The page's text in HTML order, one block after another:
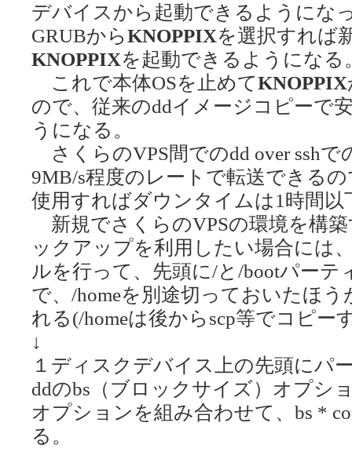
デバイスから起動できるようにな
GRUBからKNOPPIXを選択すれば
KNOPPIXを起動できるようになる
これで本体OSを止めてKNOPPIX
ので、従来のddイメージコピーで
うになる。
さくらのVPS間でのdd over ssh
9MB/s程度のレートで転送できる
使用すればダウンタイムは1時間以
新規でさくらのVPSの環境を構
ックアップを利用したい場合には
ルを行って、先頭に/と/bootパーテ
で、/homeを別途切っておいたほ
れる(/homeは後からscp等でコピー
↓
１ディスクデバイス上の先頭にパ
ddのbs（ブロックサイズ）オプシ
オプションを組み合わせて、bs *
る。